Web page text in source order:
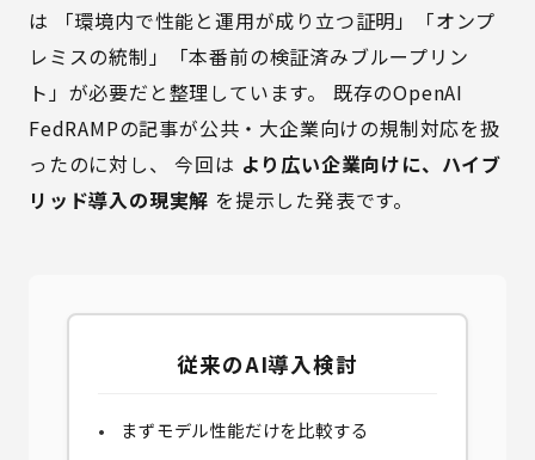
は 「環境内で性能と運用が成り立つ証明」「オンプ
レミスの統制」「本番前の検証済みブループリン
ト」が必要だと整理しています。 既存のOpenAI
FedRAMPの記事が公共・大企業向けの規制対応を扱
ったのに対し、 今回は より広い企業向けに、ハイブ
リッド導入の現実解 を提示した発表です。
従来のAI導入検討
まずモデル性能だけを比較する